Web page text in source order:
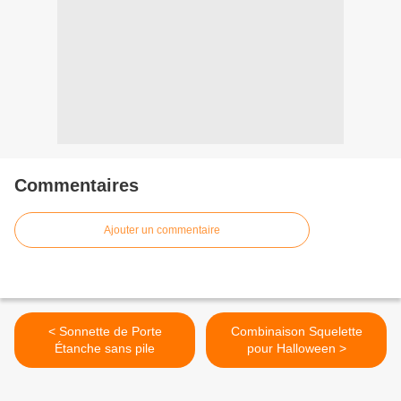
Commentaires
Ajouter un commentaire
< Sonnette de Porte
Étanche sans pile
Combinaison Squelette
pour Halloween >